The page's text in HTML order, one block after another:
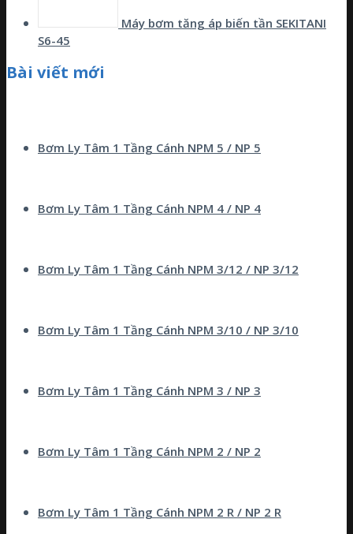
Máy bơm tăng áp biến tần SEKITANI
S6-45
Bài viết mới
Bơm Ly Tâm 1 Tầng Cánh NPM 5 / NP 5
Bơm Ly Tâm 1 Tầng Cánh NPM 4 / NP 4
Bơm Ly Tâm 1 Tầng Cánh NPM 3/12 / NP 3/12
Bơm Ly Tâm 1 Tầng Cánh NPM 3/10 / NP 3/10
Bơm Ly Tâm 1 Tầng Cánh NPM 3 / NP 3
Bơm Ly Tâm 1 Tầng Cánh NPM 2 / NP 2
Bơm Ly Tâm 1 Tầng Cánh NPM 2 R / NP 2 R